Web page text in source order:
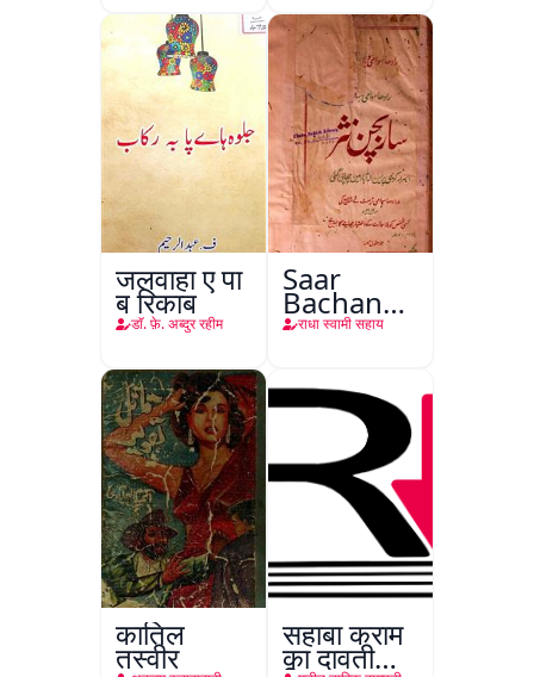
जलवाहा ए पा
ब रिकाब
डाॅ. फ़े. अब्दुर रहीम
Saar
Bachan
Nasr
राधा स्वामी सहाय
कातिल
तस्वीर
सहाबा कराम
का दावती